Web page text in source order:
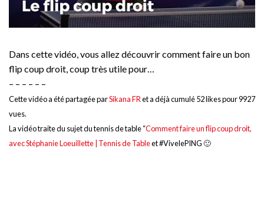
Dans cette vidéo, vous allez découvrir comment faire un bon
flip coup droit, coup très utile pour…
– – – – – –
Cette vidéo a été partagée parSikana FRet a déjà cumulé 52 likes pour 9927
vues.
La vidéo traite du sujet du tennis de table “Comment faire un flip coup droit,
avec Stéphanie Loeuillette | Tennis de Tableet #VivelePING 🙂